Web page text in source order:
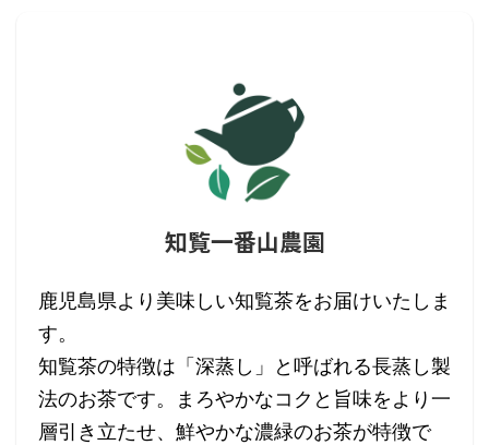
知覧一番山農園
鹿児島県より美味しい知覧茶をお届けいたしま
す。
知覧茶の特徴は「深蒸し」と呼ばれる長蒸し製
法のお茶です。まろやかなコクと旨味をより一
層引き立たせ、鮮やかな濃緑のお茶が特徴で